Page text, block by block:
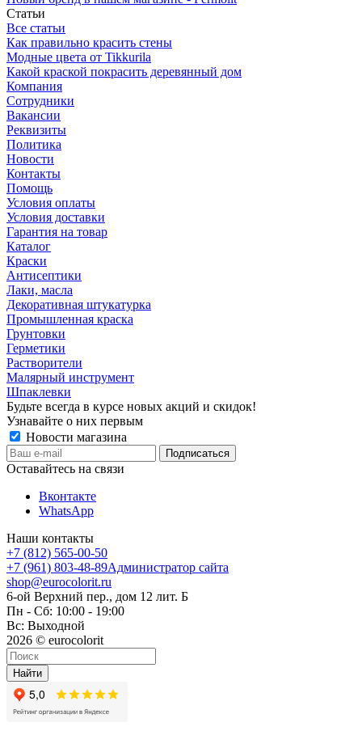
Статьи
Все статьи
Как правильно красить стены
Модные цвета от Tikkurila
Какой краской покрасить деревянный дом
Компания
Сотрудники
Вакансии
Реквизиты
Политика
Новости
Контакты
Помощь
Условия оплаты
Условия доставки
Гарантия на товар
Каталог
Краски
Антисептики
Лаки, масла
Декоративная штукатурка
Промышленная краска
Грунтовки
Герметики
Растворители
Малярный инструмент
Шпаклевки
Будьте всегда в курсе новых акций и скидок!
Узнавайте о них первым
Новости магазина
Оставайтесь на связи
Вконтакте
WhatsApp
Наши контакты
+7 (812) 565-00-50
+7 (961) 803-48-89Администратор сайта
shop@eurocolorit.ru
6-ой Верхний пер., дом 12 лит. Б
Пн - Сб: 10:00 - 19:00
Вс: Выходной
2026 © eurocolorit
Найти